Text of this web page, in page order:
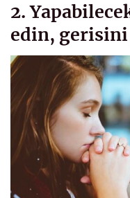
2.
edin,